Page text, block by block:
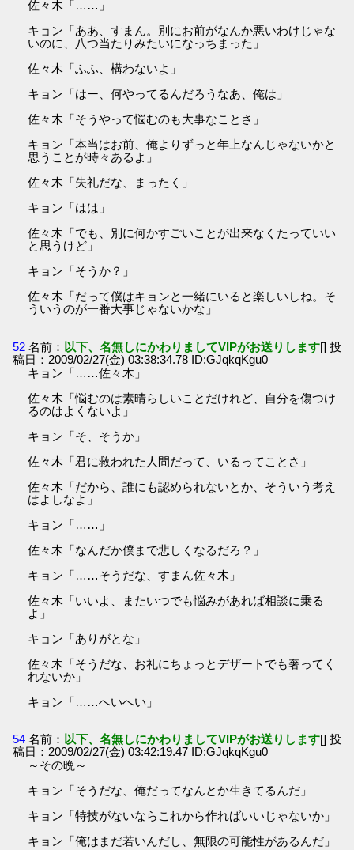
佐々木「……」
キョン「ああ、すまん。別にお前がなんか悪いわけじゃな
いのに、八つ当たりみたいになっちまった」
佐々木「ふふ、構わないよ」
キョン「はー、何やってるんだろうなあ、俺は」
佐々木「そうやって悩むのも大事なことさ」
キョン「本当はお前、俺よりずっと年上なんじゃないかと
思うことが時々あるよ」
佐々木「失礼だな、まったく」
キョン「はは」
佐々木「でも、別に何かすごいことが出来なくたっていい
と思うけど」
キョン「そうか？」
佐々木「だって僕はキョンと一緒にいると楽しいしね。そ
ういうのが一番大事じゃないかな」
52 名前： 以下、名無しにかわりましてVIPがお送りします[] 投
稿日：2009/02/27(金) 03:38:34.78 ID:GJqkqKgu0
キョン「……佐々木」
佐々木「悩むのは素晴らしいことだけれど、自分を傷つけ
るのはよくないよ」
キョン「そ、そうか」
佐々木「君に救われた人間だって、いるってことさ」
佐々木「だから、誰にも認められないとか、そういう考え
はよしなよ」
キョン「……」
佐々木「なんだか僕まで悲しくなるだろ？」
キョン「……そうだな、すまん佐々木」
佐々木「いいよ、またいつでも悩みがあれば相談に乗る
よ」
キョン「ありがとな」
佐々木「そうだな、お礼にちょっとデザートでも奢ってく
れないか」
キョン「……へいへい」
54 名前： 以下、名無しにかわりましてVIPがお送りします[] 投
稿日：2009/02/27(金) 03:42:19.47 ID:GJqkqKgu0
～その晩～
キョン「そうだな、俺だってなんとか生きてるんだ」
キョン「特技がないならこれから作ればいいじゃないか」
キョン「俺はまだ若いんだし、無限の可能性があるんだ」